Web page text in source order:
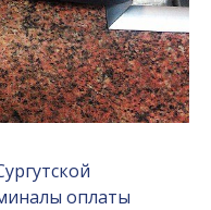
оплаты